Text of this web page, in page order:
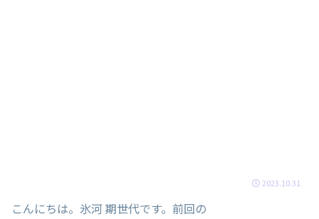
2023.10.31
こんにちは。氷河 期世代です。前回の